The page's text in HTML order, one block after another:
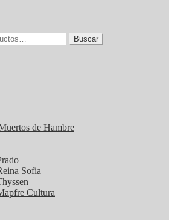
Buscar
de Hambre
Sofia
Cultura